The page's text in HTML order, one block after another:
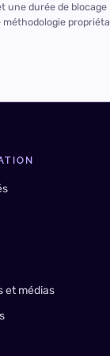
durée de
et médias